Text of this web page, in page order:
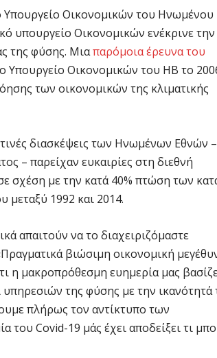
Υπουργείο Οικονομικών του Ηνωμένου
υπουργείο Οικονομικών ενέκρινε την
της φύσης. Μιαπαρόμοια έρευνα του
Υπουργείο Οικονομικών του ΗΒ το
των οικονομικών της κλιματικής
διασκέψεις των Ηνωμένων Εθνών
– παρείχαν ευκαιρίες στη διεθνή
σχέση με την κατά 40% πτώση των
μεταξύ 1992 και 2014.
απαιτούν να το διαχειριζόμαστε
βιώσιμη οικονομική
η μακροπρόθεσμη ευημερία μας
της φύσης με την ικανότητά
πλήρως τον αντίκτυπο των
Covid-19 μάς έχει αποδείξει τι